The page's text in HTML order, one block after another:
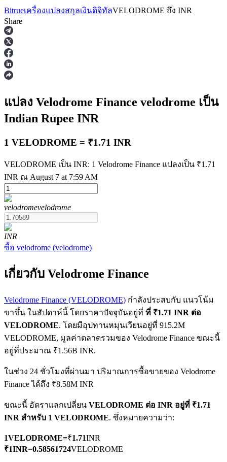
ฟิวเจอร์ส
ฟิวเจอร์ส USDT
ฟิวเจอร์สที่ใช้ USDT เป็นหลักประกัน
ฟิวเจอร์ส COIN-M
ฟิวเจอร์สสกุลเงินดิจิทัล
TradFi
อนุพันธ์ของหุ้น ฟอเร็กซ์ โลหะมีค่า และสินค้าโภคภัณฑ์
Bitrueเครื่องแปลงสกุลเงินดิจิทัลVELODROME ถึง INR
Share
แปลง Velodrome Finance velodrome เป็น
Indian Rupee INR
1 VELODROME = ₹1.71 INR
VELODROME เป็น INR: 1 Velodrome Finance แปลงเป็น ₹1.71
INR ณ August 7 at 7:59 AM
velodromevelodrome
INR
ซื้อ velodrome (velodrome)
เกี่ยวกับ Velodrome Finance
Velodrome Finance (VELODROME) กำลังประสบกับ แนวโน้ม
ขาขึ้น ในสัปดาห์นี้ โดยราคาปัจจุบันอยู่ที่ ที่ ₹1.71 INR ต่อ
VELODROME. โดยมีอุปทานหมุนเวียนอยู่ที่ 915.2M
VELODROME, มูลค่าตลาดรวมของ Velodrome Finance ขณะนี้
อยู่ที่ประมาณ ₹1.56B INR.
ในช่วง 24 ชั่วโมงที่ผ่านมา ปริมาณการซื้อขายของ Velodrome
Finance ได้ถึง ₹8.58M INR
ขณะนี้ อัตราแลกเปลี่ยน VELODROME ต่อ INR อยู่ที่ ₹1.71
INR สำหรับ 1 VELODROME. ซึ่งหมายความว่า:
1VELODROME=₹1.71INR
₹1INR=0.58561724VELODROME